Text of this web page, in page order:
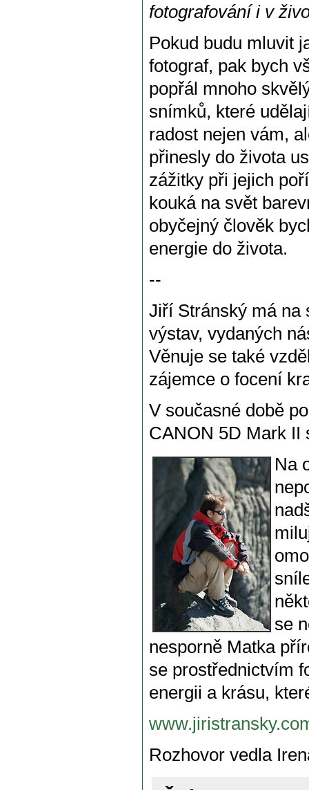
fotografování i v
Pokud budu mluvit
fotograf, pak bych
popřál mnoho
snímků, které
radost nejen vám,
přinesly do života
zážitky při jejich
kouká na svět
obyčejný člověk
energie do života.
--
Jiří Stránský má na
výstav, vydaných
Věnuje se také
zájemce o focení
V současné době
CANON 5D Mark II
Na
se
nesporně Matka
se prostřednictvím
energii a krásu,
Rozhovor vedla